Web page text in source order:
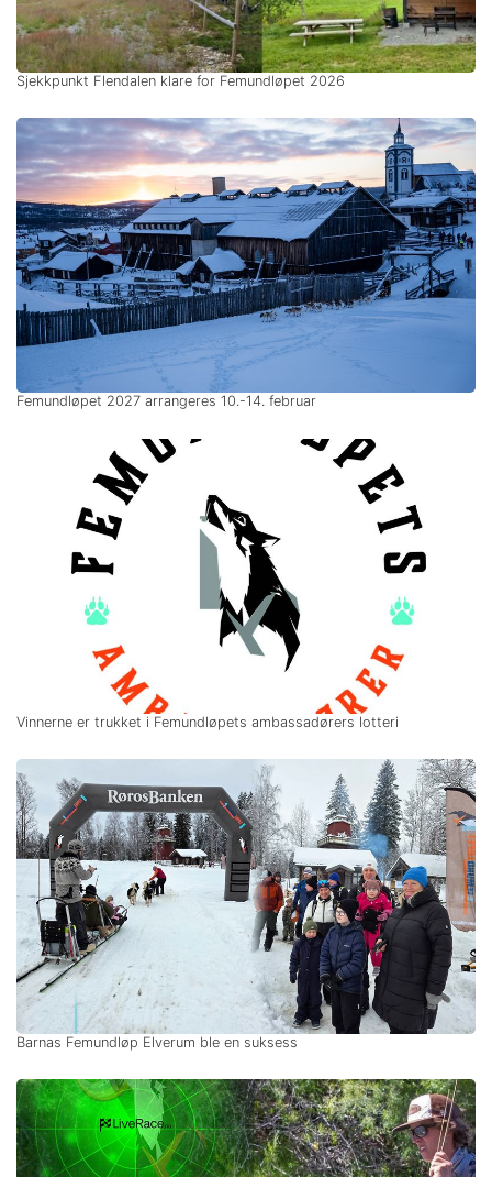
Sjekkpunkt Flendalen klare for Femundløpet 2026
Femundløpet 2027 arrangeres 10.-14. februar
Vinnerne er trukket i Femundløpets ambassadørers lotteri
Barnas Femundløp Elverum ble en suksess